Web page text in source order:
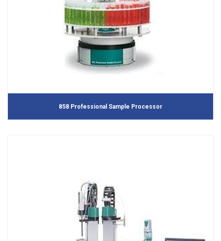
858 Professional Sample Processor